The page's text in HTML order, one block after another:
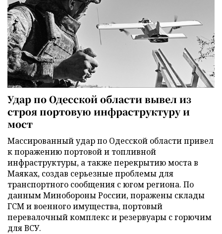
Удар по Одесской области вывел из
строя портовую инфраструктуру и
мост
Массированный удар по Одесской области привел
к поражению портовой и топливной
инфраструктуры, а также перекрытию моста в
Маяках, создав серьезные проблемы для
транспортного сообщения с югом региона. По
данным Минобороны России, поражены склады
ГСМ и военного имущества, портовый
перевалочный комплекс и резервуары с горючим
для ВСУ.